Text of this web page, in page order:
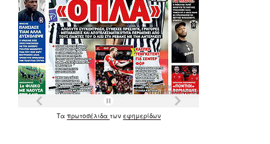
Τα πρωτοσέλιδα των εφημερίδων